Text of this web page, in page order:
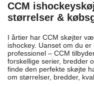
CCM
størrelser &
I årtier har CCM skøjter
ishockey. Uanset om du
professionel – CCM
forskellige serier, bredder
finde den perfekte skøjte
om størrelser, bredder,